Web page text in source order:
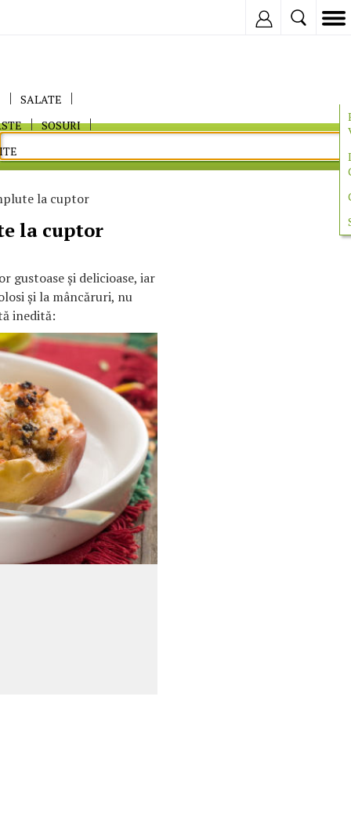
SALATE
SOSURI
la cuptor
la cuptor
gustoase şi delicioase, iar
şi la mâncăruri, nu
inedită: